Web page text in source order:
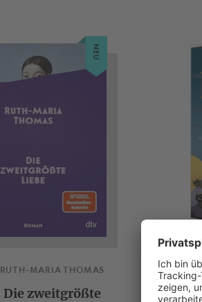
RUTH-MARIA THOMAS
Die zweitgrößte